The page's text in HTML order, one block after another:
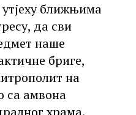
ближњима
да сви
наше
бриге,
на
са амвона